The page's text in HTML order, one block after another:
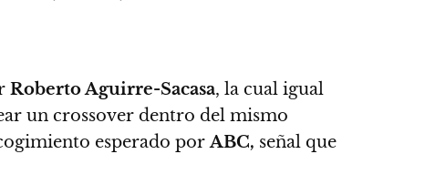
Roberto Aguirre-Sacasa, la cual igual
un crossover dentro del mismo
esperado porABC, señal que